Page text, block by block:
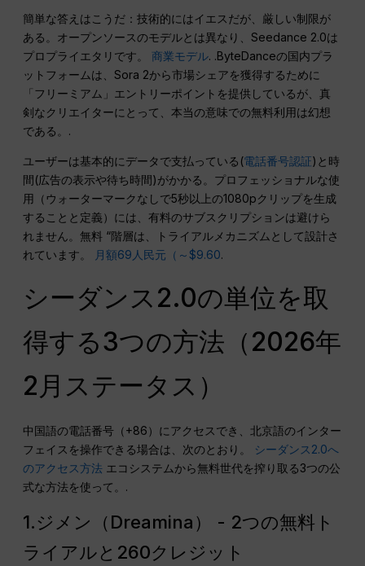
簡単な答えはこうだ：技術的にはイエスだが、厳しい制限が
ある。オープンソースのモデルとは異なり、Seedance 2.0は
プロプライエタリです。商業モデル. .ByteDanceの国内プラ
ットフォームは、Sora 2から市場シェアを獲得するために
「フリーミアム」エントリーポイントを提供しているが、真
剣なクリエイターにとって、本当の意味での無料利用は幻想
である。.
ユーザーは基本的にデータで支払っている(電話番号認証)と時
間(広告の表示や待ち時間)がかかる。プロフェッショナルな使
用（ウォーターマークなしで5秒以上の1080pクリップを生成
することと定義）には、有料のサブスクリプションは避けら
れません。無料 “階層は、トライアルメカニズムとして設計さ
れています。
月額69人民元（～$9.60.
シーダンス2.0の単位を取
得する3つの方法（2026年
2月ステータス）
中国語の電話番号（+86）にアクセスでき、北京語のインター
フェイスを操作できる場合は、次のとおり。 シーダンス2.0へ
のアクセス方法 エコシステムから無料世代を搾り取る3つの公
式な方法を使って。.
1.ジメン（Dreamina） - 2つの無料ト
ライアルと260クレジット